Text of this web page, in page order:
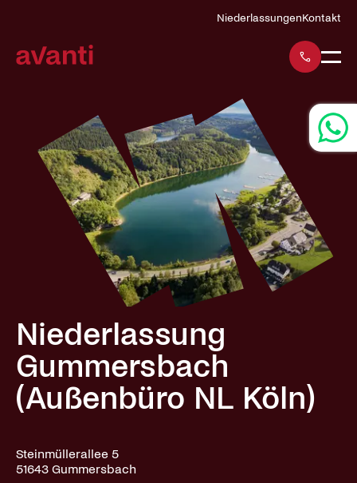
NiederlassungenKontakt
Niederlassung
Gummersbach
(Außenbüro NL Köln)
Steinmüllerallee 5
51643 Gummersbach